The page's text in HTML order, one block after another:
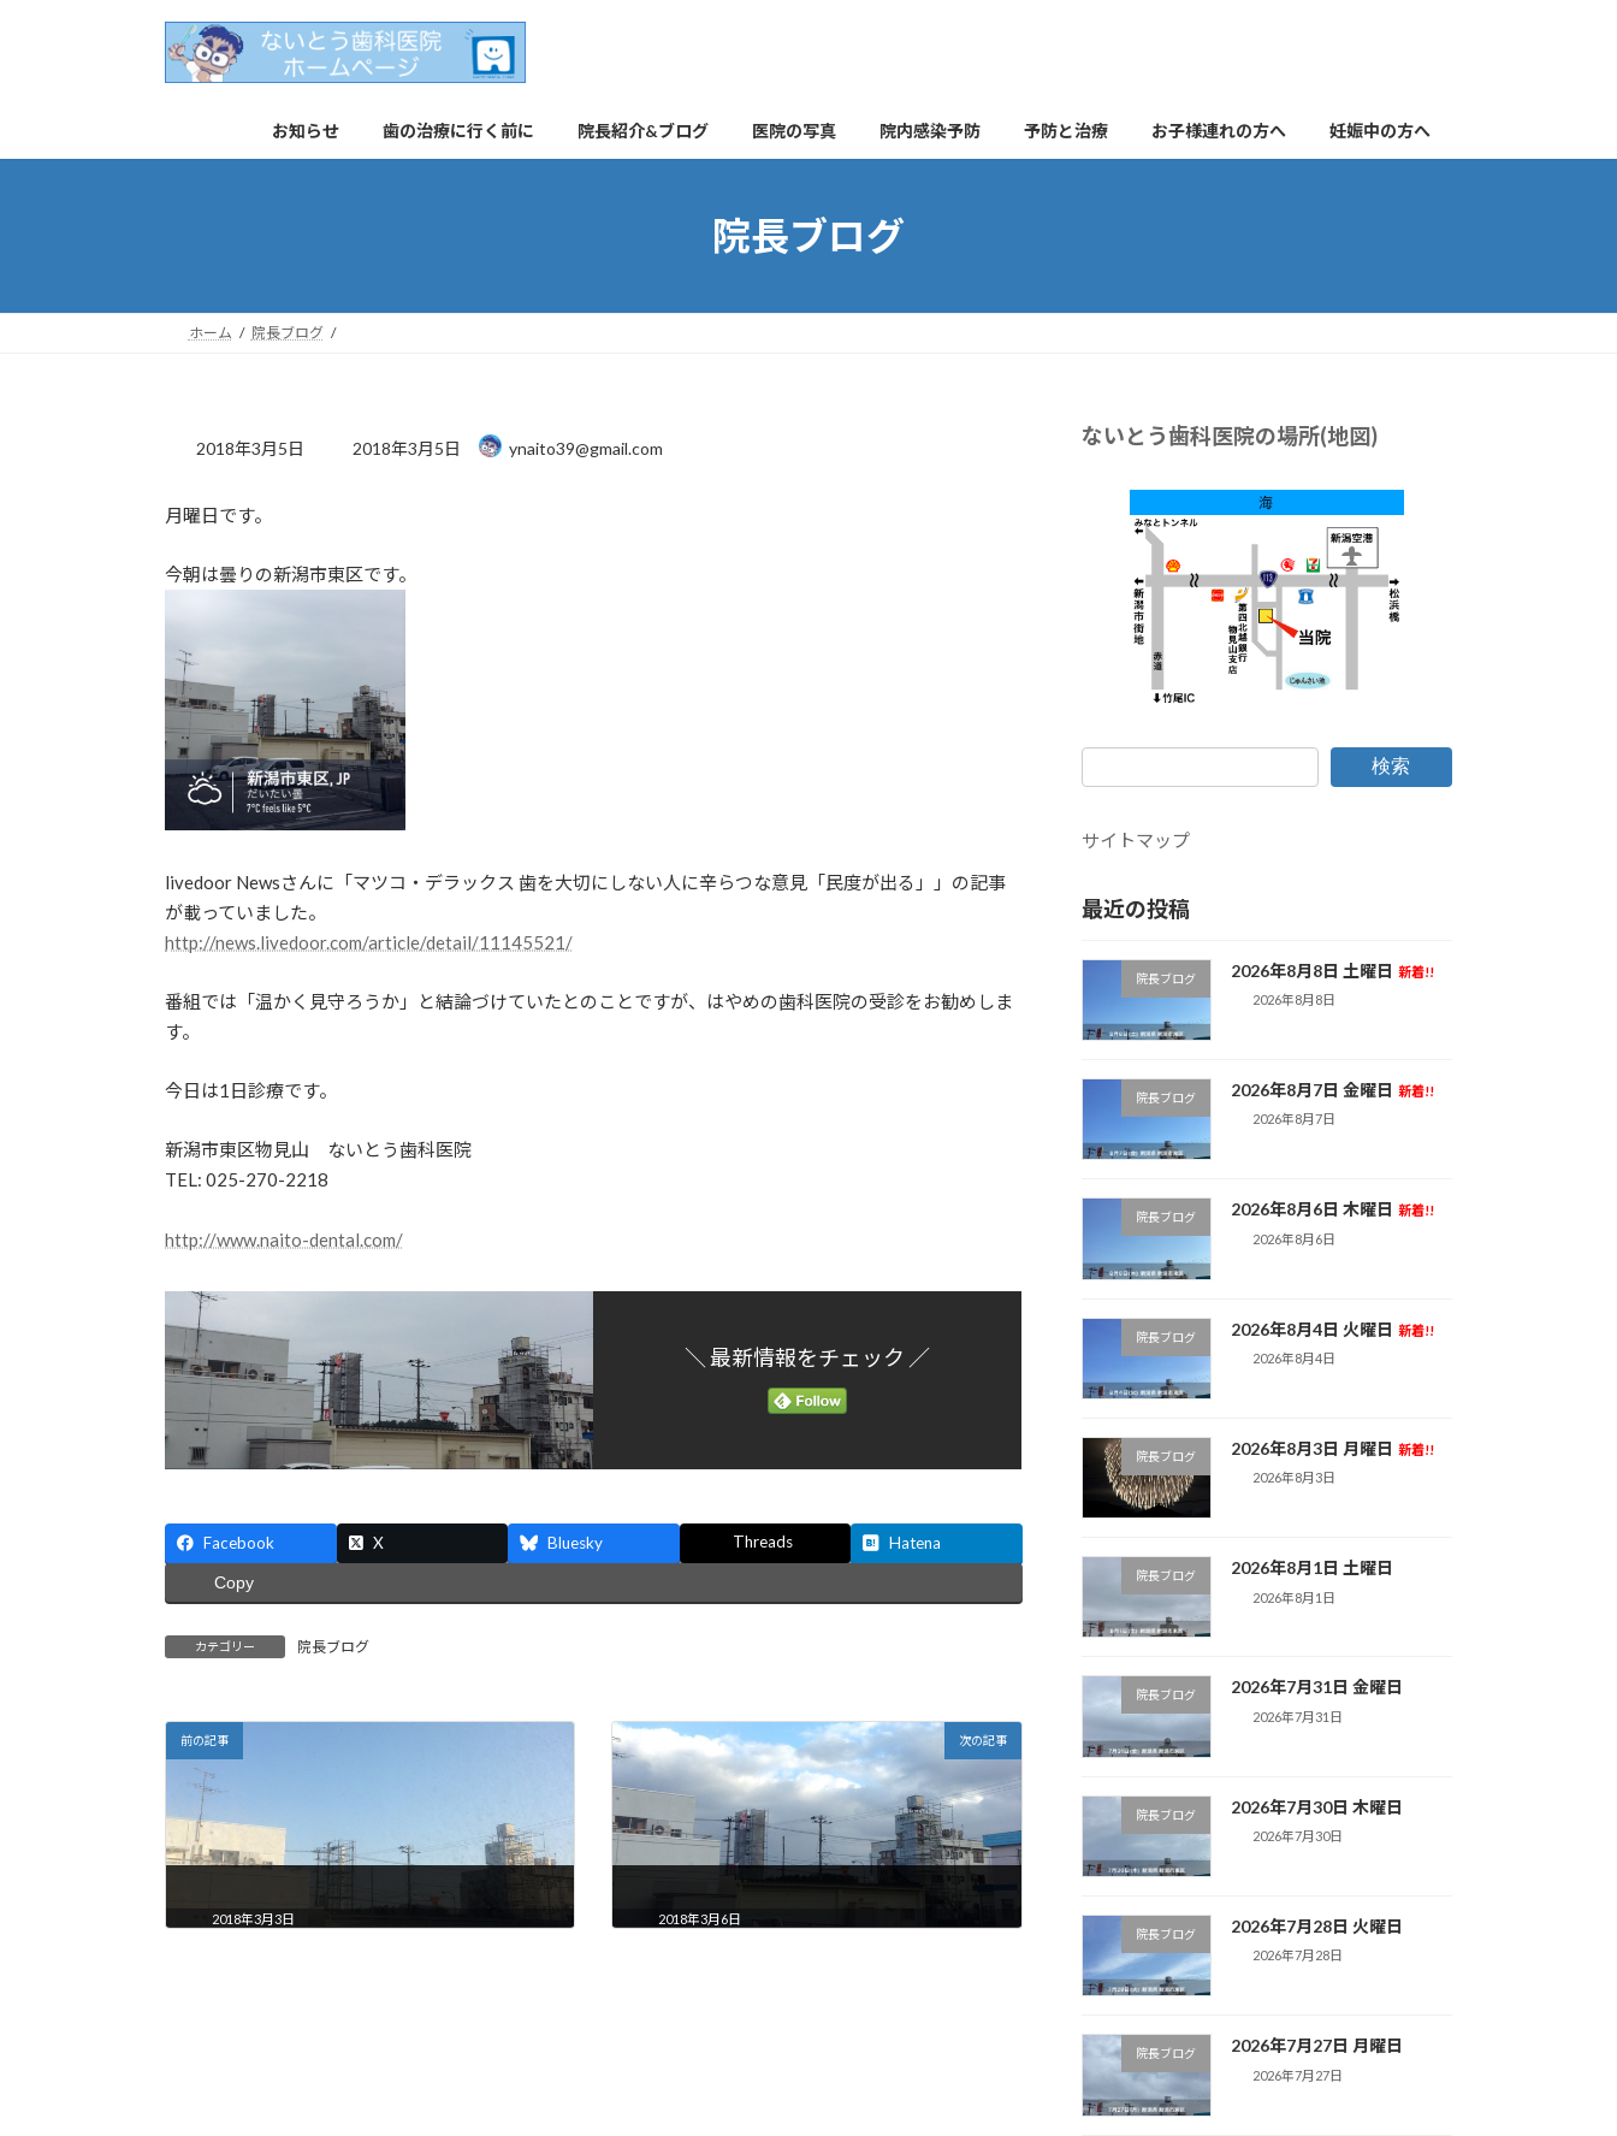
へ
ョ
お知らせ 歯の治療に行く前に 院長紹介&ブログ 医院の写真 院内感染予防 予防と治療 お子様連れの方へ 妊娠中の方へ
院長ブログ
ホーム 院長ブログ
2018年3月5日
最
時
2018年3月5日 ynaito39@gmail.com
月曜日です。
今朝は曇りの新潟市東区です。
livedoor Newsさんに「マツコ・デラックス 歯を大切にしない人に辛らつな意見「民度が出る」」の記事
が載っていました。
http://news.livedoor.com/article/detail/11145521/
番組では「温かく見守ろうか」と結論づけていたとのことですが、はやめの歯科医院の受診をお勧めしま
す。
今日は1日診療です。
新潟市東区物見山 ないとう歯科医院
TEL: 025-270-2218
http://www.naito-dental.com/
＼ 最新情報をチェック ／
Facebook X Bluesky Threads Hatena
Copy
カテゴリー 院長ブログ
前の記事
2018年3月3日
次の記事
2018年3月6日
ないとう歯科医院の場所(地図)
検索
サイトマップ
最近の投稿
院長ブログ 2026年8月8日 土曜日 新着!!
2026年8月8日
院長ブログ 2026年8月7日 金曜日 新着!!
2026年8月7日
院長ブログ 2026年8月6日 木曜日 新着!!
2026年8月6日
院長ブログ 2026年8月4日 火曜日 新着!!
2026年8月4日
院長ブログ 2026年8月3日 月曜日 新着!!
2026年8月3日
院長ブログ 2026年8月1日 土曜日
2026年8月1日
院長ブログ 2026年7月31日 金曜日
2026年7月31日
院長ブログ 2026年7月30日 木曜日
2026年7月30日
院長ブログ 2026年7月28日 火曜日
2026年7月28日
院長ブログ 2026年7月27日 月曜日
2026年7月27日